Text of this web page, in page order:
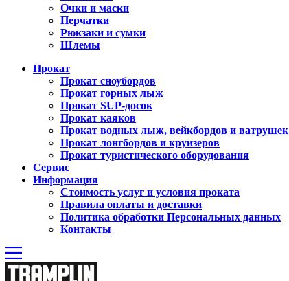
Очки и маски
Перчатки
Рюкзаки и сумки
Шлемы
Прокат
Прокат сноубордов
Прокат горных лыж
Прокат SUP-досок
Прокат каяков
Прокат водных лыж, вейкбордов и ватрушек
Прокат лонгбордов и круизеров
Прокат туристического оборудования
Сервиc
Информация
Стоимость услуг и условия проката
Правила оплаты и доставки
Политика обработки Персональных данных
Контакты